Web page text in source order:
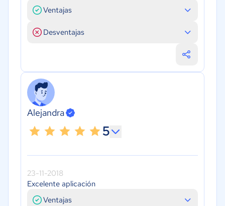
Ventajas
Desventajas
Alejandra
5
23-11-2018
Excelente aplicación
Ventajas